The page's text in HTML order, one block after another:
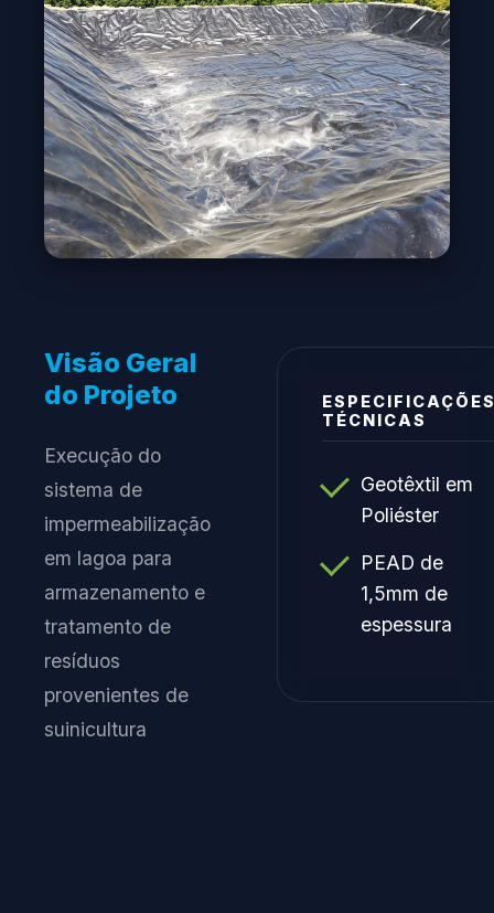
Visão Geral
do Projeto
Execução do
sistema de
impermeabilização
em lagoa para
armazenamento e
tratamento de
resíduos
provenientes de
suinicultura
TÉCNICAS
Geotêxtil em
Poliéster
PEAD de
1,5mm de
espessura